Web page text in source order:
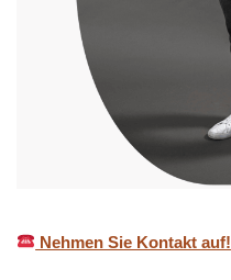
Nehmen Sie Kontakt auf!